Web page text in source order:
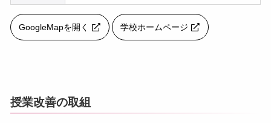
GoogleMapを開く 学校ホームページ
授業改善の取組